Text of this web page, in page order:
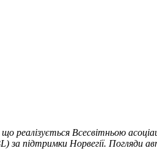
Всесвітньою
підтримки Норвегії. Погляди